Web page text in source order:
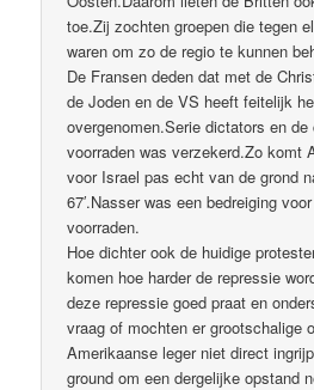
toe.Zij zochten groepen die tegen
waren om zo de regio te kunnen
De Fransen deden dat met de
de Joden en de VS heeft feitelijk
overgenomen.Serie dictators en
voorraden was verzekerd.Zo komt
voor Israel pas echt van de grond
67′.Nasser was een bedreiging
voorraden.
Hoe dichter ook de huidige
komen hoe harder de repressie
deze repressie goed praat en
vraag of mochten er grootschalige
Amerikaanse leger niet direct
ground om een dergelijke opstand